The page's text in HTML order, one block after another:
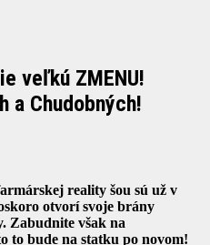
veľkú ZMENU!
a Chudobných!
reality šou sú už v
otvorí svoje brány
Zabudnite však na
to bude na statku po novom!